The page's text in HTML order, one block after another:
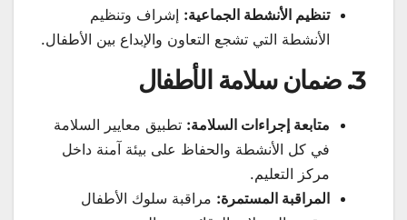
تنظيم الأنشطة الجماعية: إشراف وتنظيم
الأنشطة التي تشجع التعاون والإبداع بين الأطفال.
3. ضمان سلامة الأطفال
متابعة إجراءات السلامة: تطبيق معايير السلامة
في كل الأنشطة والحفاظ على بيئة آمنة داخل
مركز التعليم.
المراقبة المستمرة: مراقبة سلوك الأطفال